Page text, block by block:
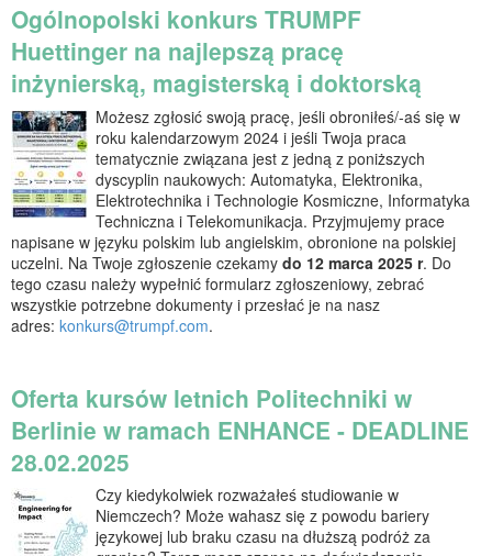
Ogólnopolski konkurs TRUMPF
Huettinger na najlepszą pracę
inżynierską, magisterską i doktorską
Możesz zgłosić swoją pracę, jeśli obroniłeś/-aś się w
roku kalendarzowym 2024 i jeśli Twoja praca
tematycznie związana jest z jedną z poniższych
dyscyplin naukowych: Automatyka, Elektronika,
Elektrotechnika i Technologie Kosmiczne, Informatyka
Techniczna i Telekomunikacja. Przyjmujemy prace
napisane w języku polskim lub angielskim, obronione na polskiej
uczelni. Na Twoje zgłoszenie czekamy do 12 marca 2025 r. Do
tego czasu należy wypełnić formularz zgłoszeniowy, zebrać
wszystkie potrzebne dokumenty i przesłać je na nasz
adres: konkurs@trumpf.com.
Oferta kursów letnich Politechniki w
Berlinie w ramach ENHANCE - DEADLINE
28.02.2025
Czy kiedykolwiek rozważałeś studiowanie w
Niemczech? Może wahasz się z powodu bariery
językowej lub braku czasu na dłuższą podróż za